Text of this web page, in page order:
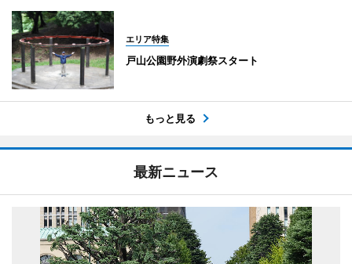
エリア特集
戸山公園野外演劇祭スタート
もっと見る
最新ニュース